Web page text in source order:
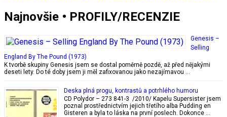
Najnovšie • PROFILY/RECENZIE
Genesis –
Selling
England By The Pound (1973)
K tvorbě skupiny Genesis jsem se dostal poměrně pozdě, až před nějakými
deseti lety. Do té doby jsem ji měl zafixovanou jako nezajímavou …
Deska plná progu, kontrastů a potrhlého humoru
CD Polydor – 273 841-3 /2010/ Kapelu Supersister jsem
poznal prostřednictvím jejich třetího alba Pudding en
Gisteren a byla to láska na první poslech. Dokonce …